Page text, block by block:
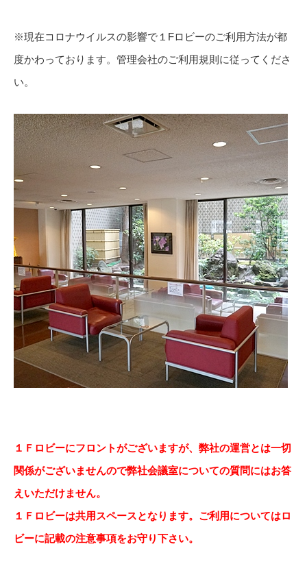
※現在コロナウイルスの影響で１Fロビーのご利用方法が都
度かわっております。管理会社のご利用規則に従ってくださ
い。
１Ｆロビーにフロントがございますが、弊社の運営とは一切
関係がございませんので弊社会議室についての質問にはお答
えいただけません。
１Ｆロビーは共用スペースとなります。ご利用についてはロ
ビーに記載の注意事項をお守り下さい。